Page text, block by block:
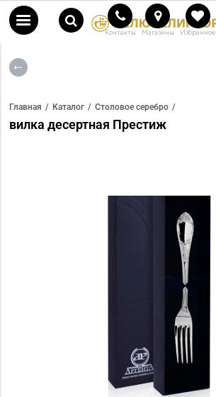
Контакты Магазины Избранное
Главная Каталог Столовое серебро
вилка десертная Престиж